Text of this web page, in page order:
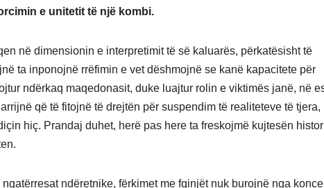
e unitetit të një kombi.
në dimensionin e interpretimit të së kaluarës, përkatësisht të
ta inponojnë rrëfimin e vet dëshmojnë se kanë kapacitete për
ndërkaq maqedonasit, duke luajtur rolin e viktimës janë, në
që të fitojnë të drejtën për suspendim të realiteteve të tjera,
hiç. Prandaj duhet, herë pas here ta freskojmë kujtesën
ndëretnike, fërkimet me fqinjët nuk burojnë nga